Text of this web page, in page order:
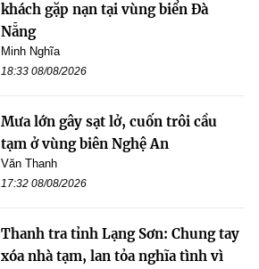
khách gặp nạn tại vùng biển Đà
Nẵng
Minh Nghĩa
18:33 08/08/2026
Mưa lớn gây sạt lở, cuốn trôi cầu
tạm ở vùng biên Nghệ An
Văn Thanh
17:32 08/08/2026
Thanh tra tỉnh Lạng Sơn: Chung tay
xóa nhà tạm, lan tỏa nghĩa tình vì